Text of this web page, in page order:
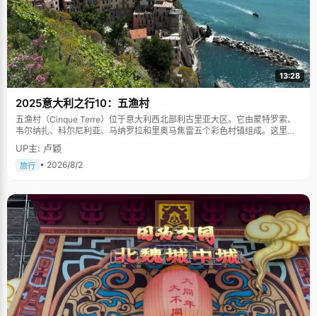
13:28
2025意大利之行10：五渔村
五渔村（Cinque Terre）位于意大利西北部利古里亚大区。它由蒙特罗索、
韦尔纳扎、科尔尼利亚、马纳罗拉和里奥马焦雷五个彩色村镇组成。这里依
山傍海，房屋色彩斑斓，1997年被列为世界文化遗产。
UP主: 卢颖
旅行 • 2026/8/2